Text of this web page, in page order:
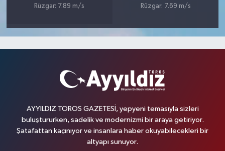
Rüzgar: 7.89 m/s
Rüzgar: 7.69 m/s
AYYILDIZ TOROS GAZETESİ, yepyeni temasıyla sizleri
buluştururken, sadelik ve modernizmi bir araya getiriyor.
Şatafattan kaçınıyor ve insanlara haber okuyabilecekleri bir
altyapı sunuyor.